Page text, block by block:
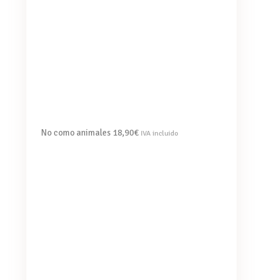
No como animales 18,90€ IVA incluido